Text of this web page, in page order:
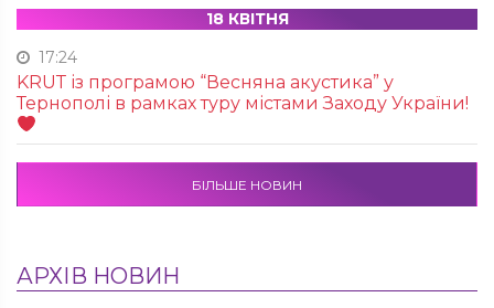
18 КВІТНЯ
17:24
KRUТ із програмою “Весняна акустика” у
Тернополі в рамках туру містами Заходу України!
БІЛЬШЕ НОВИН
АРХІВ НОВИН